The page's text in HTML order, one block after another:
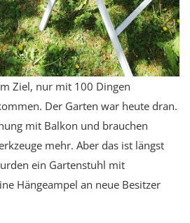
Ziel, nur mit 100 Dingen
Der Garten war heute dran.
mit Balkon und brauchen
mehr. Aber das ist längst
ein Gartenstuhl mit
Hängeampel an neue Besitzer